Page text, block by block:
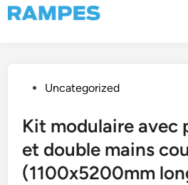
Skip
to
PostedUncategorized
Kit modulaire avec
et double mains
(1100x5200mm